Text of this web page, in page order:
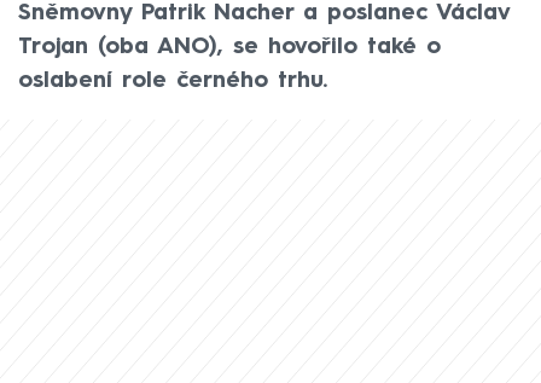
Sněmovny Patrik Nacher a poslanec Václav
Trojan (oba ANO), se hovořilo také o
oslabení role černého trhu.